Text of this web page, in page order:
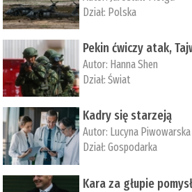
Dział: Polska
Pekin ćwiczy atak,
Autor: ­Hanna Shen
Dział:Świat
Kadry się starzeją
Autor: Lucyna Piwowarska
Dział:Gospodarka
Kara za głupie